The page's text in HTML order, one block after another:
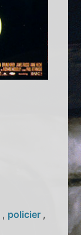
, policier ,